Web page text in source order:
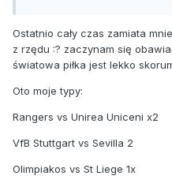
Ostatnio cały czas zamiata
z rzędu :? zaczynam się
światowa piłka jest lekko
Oto moje typy:
Rangers vs Unirea Uniceni x2
VfB Stuttgart vs Sevilla 2
Olimpiakos vs St Liege 1x